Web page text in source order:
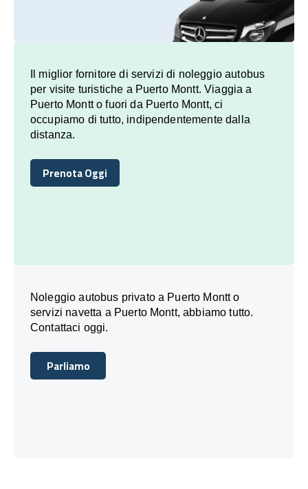
Il miglior fornitore di servizi di noleggio autobus
per visite turistiche a Puerto Montt. Viaggia a
Puerto Montt o fuori da Puerto Montt, ci
occupiamo di tutto, indipendentemente dalla
distanza.
Prenota Oggi
Prenota Oggi
Noleggio autobus privato a Puerto Montt o
servizi navetta a Puerto Montt, abbiamo tutto.
Contattaci oggi.
Parliamo
Parliamo